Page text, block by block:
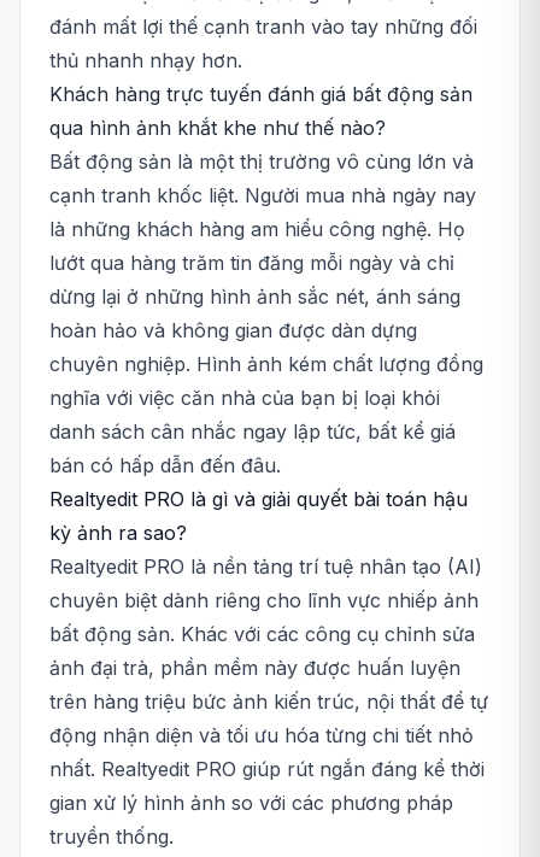
đánh mất lợi thế cạnh tranh vào tay những đối
thủ nhanh nhạy hơn.
Khách hàng trực tuyến đánh giá bất động sản
qua hình ảnh khắt khe như thế nào?
Bất động sản là một thị trường vô cùng lớn và
cạnh tranh khốc liệt. Người mua nhà ngày nay
là những khách hàng am hiểu công nghệ. Họ
lướt qua hàng trăm tin đăng mỗi ngày và chỉ
dừng lại ở những hình ảnh sắc nét, ánh sáng
hoàn hảo và không gian được dàn dựng
chuyên nghiệp. Hình ảnh kém chất lượng đồng
nghĩa với việc căn nhà của bạn bị loại khỏi
danh sách cân nhắc ngay lập tức, bất kể giá
bán có hấp dẫn đến đâu.
Realtyedit PRO là gì và giải quyết bài toán hậu
kỳ ảnh ra sao?
Realtyedit PRO là nền tảng trí tuệ nhân tạo (AI)
chuyên biệt dành riêng cho lĩnh vực nhiếp ảnh
bất động sản. Khác với các công cụ chỉnh sửa
ảnh đại trà, phần mềm này được huấn luyện
trên hàng triệu bức ảnh kiến trúc, nội thất để tự
động nhận diện và tối ưu hóa từng chi tiết nhỏ
nhất. Realtyedit PRO giúp rút ngắn đáng kể thời
gian xử lý hình ảnh so với các phương pháp
truyền thống.